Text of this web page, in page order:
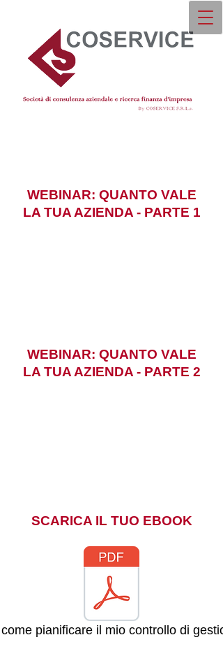
WEBINAR: QUANTO VALE
LA TUA AZIENDA - PARTE 1
WEBINAR: QUANTO VALE
LA TUA AZIENDA - PARTE 2
SCARICA IL TUO EBOOK
pianificare il mio controllo di